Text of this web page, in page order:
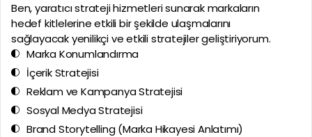
Ben, yaratıcı strateji hizmetleri sunarak markaların
hedef kitlelerine etkili bir şekilde ulaşmalarını
sağlayacak yenilikçi ve etkili stratejiler geliştiriyorum.
Marka Konumlandırma
İçerik Stratejisi
Reklam ve Kampanya Stratejisi
Sosyal Medya Stratejisi
Brand Storytelling (Marka Hikayesi Anlatımı)